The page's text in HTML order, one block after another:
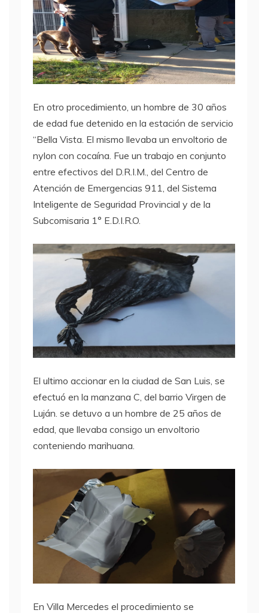
En otro procedimiento, un hombre de 30 años
de edad fue detenido en la estación de servicio
“Bella Vista. El mismo llevaba un envoltorio de
nylon con cocaína. Fue un trabajo en conjunto
entre efectivos del D.R.I.M., del Centro de
Atención de Emergencias 911, del Sistema
Inteligente de Seguridad Provincial y de la
Subcomisaria 1° E.D.I.R.O.
El ultimo accionar en la ciudad de San Luis, se
efectuó en la manzana C, del barrio Virgen de
Luján. se detuvo a un hombre de 25 años de
edad, que llevaba consigo un envoltorio
conteniendo marihuana.
En Villa Mercedes el procedimiento se